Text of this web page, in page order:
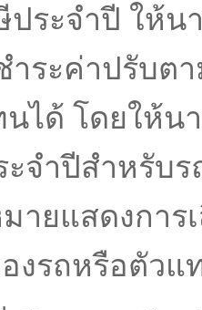
ระจําปี ให้น
าระค่าปรับต
ได้ โดยให้น
ะจําปีสําหรับ
ายแสดงการ
งรถหรือตัวแ